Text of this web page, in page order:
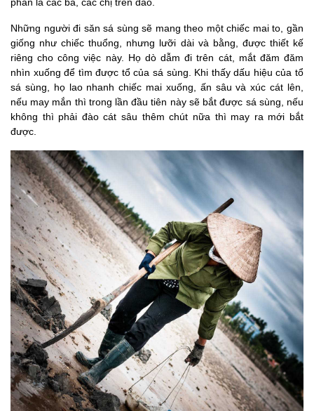
Những người đi săn sá sùng sẽ mang theo một chiếc mai to, gần
giống như chiếc thuổng, nhưng lưỡi dài và bằng, được thiết kế
riêng cho công việc này. Họ dò dẫm đi trên cát, mắt đăm đăm
nhìn xuống để tìm được tổ của sá sùng. Khi thấy dấu hiệu của tổ
sá sùng, họ lao nhanh chiếc mai xuống, ấn sâu và xúc cát lên,
nếu may mắn thì trong lần đầu tiên này sẽ bắt được sá sùng, nếu
không thì phải đào cát sâu thêm chút nữa thì may ra mới bắt
được.